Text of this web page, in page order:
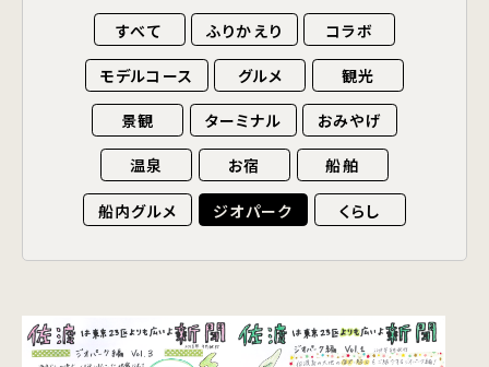
すべて ふりかえり コラボ
モデルコース グルメ 観光
景観 ターミナル おみやげ
温泉 お宿 船舶
船内グルメ ジオパーク くらし